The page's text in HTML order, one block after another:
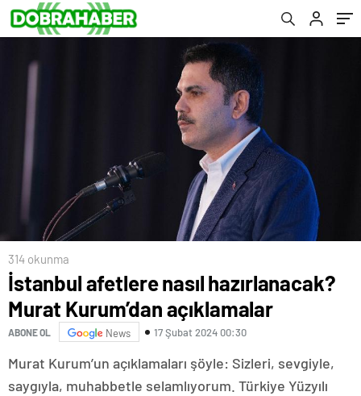
314 okunma
İstanbul afetlere nasıl hazırlanacak?
Murat Kurum’dan açıklamalar
ABONE OL News 17 Şubat 2024 00:30
Murat Kurum’un açıklamaları şöyle: Sizleri, sevgiyle,
saygıyla, muhabbetle selamlıyorum. Türkiye Yüzyılı